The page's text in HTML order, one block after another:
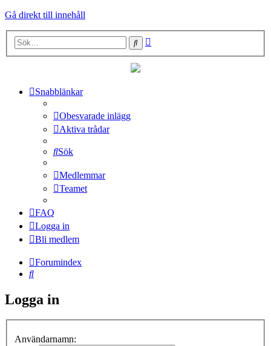
Gå direkt till innehåll
Sök
Snabblänkar
Obesvarade inlägg
Aktiva trådar
Sök
Medlemmar
Teamet
FAQ
Logga in
Bli medlem
Forumindex
Sök
Logga in
Användarnamn: